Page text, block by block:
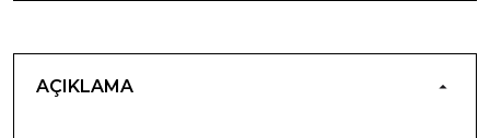
AÇIKLAMA